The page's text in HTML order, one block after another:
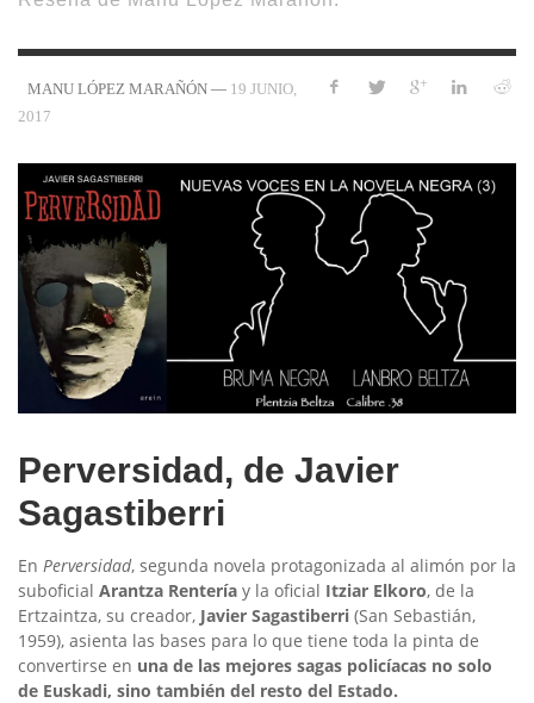
MANU LÓPEZ MARAÑÓN — 19 JUNIO,
2017
Perversidad, de Javier
Sagastiberri
En Perversidad, segunda novela protagonizada al alimón por la
suboficial Arantza Rentería y la oficial Itziar Elkoro, de la
Ertzaintza, su creador, Javier Sagastiberri (San Sebastián,
1959), asienta las bases para lo que tiene toda la pinta de
convertirse en una de las mejores sagas policíacas no solo
de Euskadi, sino también del resto del Estado.